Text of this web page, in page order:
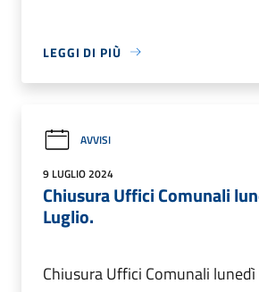
LEGGI DI PIÙ
AVVISI
9 LUGLIO 2024
Chiusura Uffici Comunali
Luglio.
Chiusura Uffici Comunali